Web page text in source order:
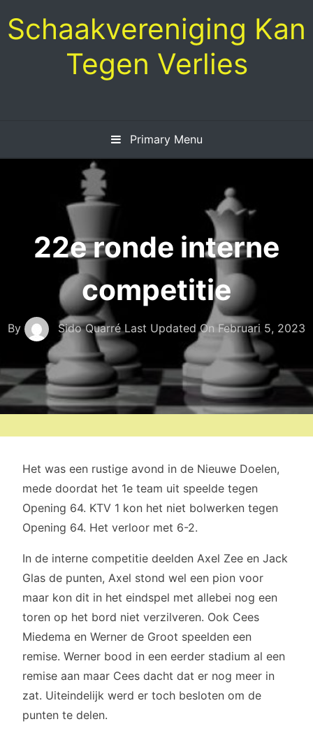
to
content
Schaakvereniging Kan
Tegen Verlies
Primary Menu
22e ronde interne
competitie
By Sido QuarréLast Updated OnFebruari 5, 2023
Het was een rustige avond in de Nieuwe Doelen,
mede doordat het 1e team uit speelde tegen
Opening 64. KTV 1 kon het niet bolwerken tegen
Opening 64. Het verloor met 6-2.
In de interne competitie deelden Axel Zee en Jack
Glas de punten, Axel stond wel een pion voor
maar kon dit in het eindspel met allebei nog een
toren op het bord niet verzilveren. Ook Cees
Miedema en Werner de Groot speelden een
remise. Werner bood in een eerder stadium al een
remise aan maar Cees dacht dat er nog meer in
zat. Uiteindelijk werd er toch besloten om de
punten te delen.